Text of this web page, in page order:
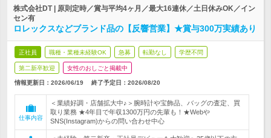
株式会社DT | 原則定時／賞与平均4ヶ月／最大16連休／土日休みOK／イン
セン有
ロレックスなどブランド品の【反響営業】★賞与300万実績あり
正社員 職種・業種未経験OK 急募 転勤なし 学歴不問
第二新卒歓迎 女性のおしごと掲載中
情報更新日：2026/06/19 終了予定日： 2026/08/20
仕事内容
＜業績好調・店舗拡大中♪＞腕時計や宝飾品、バッグの査定、買
取り業務 ★4年目で年収1300万円の先輩も！★Webや
SNS(Instagram)からの問い合わせ中心